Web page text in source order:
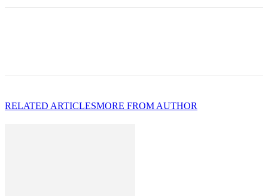
RELATED ARTICLESMORE FROM AUTHOR